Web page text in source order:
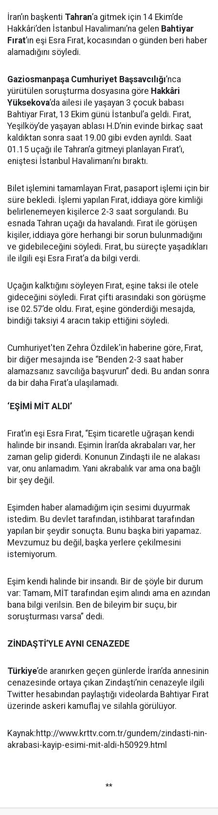
İran’ın başkenti Tahran’a gitmek için 14 Ekim’de
Hakkâri’den İstanbul Havalimanı’na gelen Bahtiyar
Fırat’ın eşi Esra Fırat, kocasından o günden beri haber
alamadığını söyledi.
Gaziosmanpaşa Cumhuriyet Başsavcılığı’nca
yürütülen soruşturma dosyasına göre Hakkâri
Yüksekova’da ailesi ile yaşayan 3 çocuk babası
Bahtiyar Fırat, 13 Ekim günü İstanbul’a geldi. Fırat,
Yeşilköy’de yaşayan ablası H.D’nin evinde birkaç saat
kaldıktan sonra saat 19.00 gibi evden ayrıldı. Saat
01.15 uçağı ile Tahran’a gitmeyi planlayan Fırat’ı,
eniştesi İstanbul Havalimanı’nı bıraktı.
Bilet işlemini tamamlayan Fırat, pasaport işlemi için bir
süre bekledi. İşlemi yapılan Fırat, iddiaya göre kimliği
belirlenemeyen kişilerce 2-3 saat sorgulandı. Bu
esnada Tahran uçağı da havalandı. Fırat ile görüşen
kişiler, iddiaya göre herhangi bir sorun bulunmadığını
ve gidebileceğini söyledi. Fırat, bu süreçte yaşadıkları
ile ilgili eşi Esra Fırat’a da bilgi verdi.
Uçağın kalktığını söyleyen Fırat, eşine taksi ile otele
gideceğini söyledi. Fırat çifti arasındaki son görüşme
ise 02.57’de oldu. Fırat, eşine gönderdiği mesajda,
bindiği taksiyi 4 aracın takip ettiğini söyledi.
Cumhuriyet'ten Zehra Özdilek'in haberine göre, Fırat,
bir diğer mesajında ise “Benden 2-3 saat haber
alamazsanız savcılığa başvurun” dedi. Bu andan sonra
da bir daha Fırat’a ulaşılamadı.
‘EŞİMİ MİT ALDI’
Fırat’ın eşi Esra Fırat, “Eşim ticaretle uğraşan kendi
halinde bir insandı. Eşimin İran’da akrabaları var, her
zaman gelip giderdi. Konunun Zindaşti ile ne alakası
var, onu anlamadım. Yani akrabalık var ama ona bağlı
bir şey değil.
Eşimden haber alamadığım için sesimi duyurmak
istedim. Bu devlet tarafından, istihbarat tarafından
yapılan bir şeydir sonuçta. Bunu başka biri yapamaz.
Mevzumuz bu değil, başka yerlere çekilmesini
istemiyorum.
Eşim kendi halinde bir insandı. Bir de şöyle bir durum
var: Tamam, MİT tarafından eşim alındı ama en azından
bana bilgi verilsin. Ben de bileyim bir suçu, bir
soruşturması varsa” dedi.
ZİNDAŞTİ’YLE AYNI CENAZEDE
Türkiye’de aranırken geçen günlerde İran’da annesinin
cenazesinde ortaya çıkan Zindaşti’nin cenazeyle ilgili
Twitter hesabından paylaştığı videolarda Bahtiyar Fırat
üzerinde askeri kamuflaj ve silahla görülüyor.
Kaynak:http://www.krttv.com.tr/gundem/zindasti-nin-
akrabasi-kayip-esimi-mit-aldi-h50929.html
**